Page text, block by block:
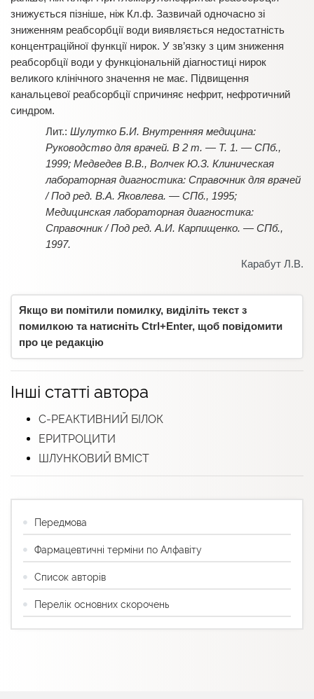
знижується пізніше, ніж Кл.ф. Зазвичай одночасно зі
зниженням реабсорбції води виявляється недостатність
концентраційної функції нирок. У зв’язку з цим зниження
реабсорбції води у функціональній діагностиці нирок
великого клінічного значення не має. Підвищення
канальцевої реабсорбції спричиняє нефрит, нефротичний
синдром.
Шулутко Б.И. Внутренняя медицина:
Руководство для врачей. В 2 т. — Т. 1. — СПб.,
1999; Медведев В.В., Волчек Ю.З. Клиническая
лабораторная диагностика: Справочник для врачей
/ Под ред. В.А. Яковлева. — СПб., 1995;
Медицинская лабораторная диагностика:
Справочник / Под ред. А.И. Карпищенко. — СПб.,
1997.
Карабут Л.В.
Якщо ви помітили помилку, виділіть текст з
помилкою та натисніть Ctrl+Enter, щоб повідомити
про це редакцію
Інші статті автора
С-РЕАКТИВНИЙ БІЛОК
ЕРИТРОЦИТИ
ШЛУНКОВИЙ ВМІСТ
Передмова
Фармацевтичні терміни по Алфавіту
Список авторів
Перелік основних скорочень